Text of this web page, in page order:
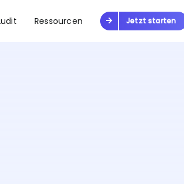
Ressourcen Jetzt starten